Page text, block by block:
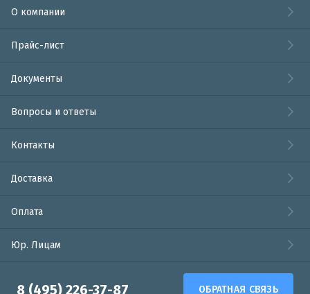
О компании
Прайс-лист
Документы
Вопросы и ответы
Контакты
Доставка
Оплата
Юр. Лицам
8 (495) 226-37-87 ОБРАТНАЯ СВЯЗЬ